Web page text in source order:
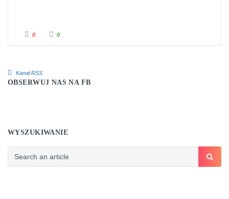
Kliknij dla kciuka w dół.
0 Kliknij dla kciuka w górę.
0
Kanał RSS
OBSERWUJ NAS NA FB
WYSZUKIWANIE